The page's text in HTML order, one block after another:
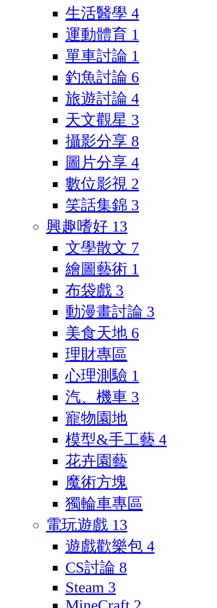
生活醫學 4
運動體育 1
單車討論 1
釣魚討論 6
旅遊討論 4
天文觀星 3
攝影分享 8
圖片分享 4
數位影視 2
笑話集錦 3
興趣嗜好 13
文學散文 7
繪圖藝術 1
布袋戲 3
動漫畫討論 3
美食天地 6
理財專區
心理測驗 1
汽、機車 3
寵物園地
模型&手工藝 4
花卉園藝
魔術方塊
獨輪車專區
電玩遊戲 13
遊戲歡樂包 4
CS討論 8
Steam 3